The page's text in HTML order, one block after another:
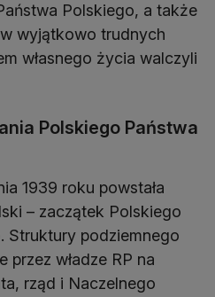
Polskiego, a także
wyjątkowo trudnych
własnego życia walczyli
Polskiego Państwa
1939 roku powstała
– zaczątek Polskiego
Struktury podziemnego
przez władze RP na
rząd i Naczelnego